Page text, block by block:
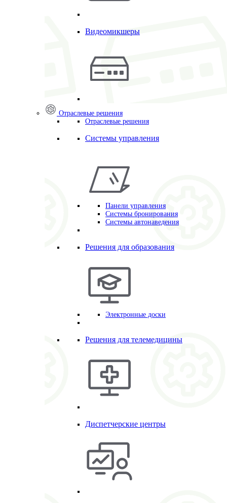
Видеомикшеры
Отраслевые решения
Отраслевые решения
Системы управления
Панели управления
Системы бронирования
Системы автонаведения
Решения для образования
Электронные доски
Решения для телемедицины
Диспетчерские центры